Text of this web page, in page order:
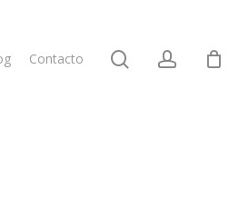
Contacto searchaccount